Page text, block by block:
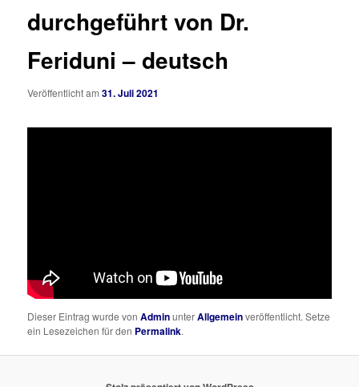
durchgeführt von Dr.
Feriduni – deutsch
Veröffentlicht am31. Juli 2021
Dieser Eintrag wurde vonAdminunterAllgemeinveröffentlicht. Setze
ein Lesezeichen für den Permalink.